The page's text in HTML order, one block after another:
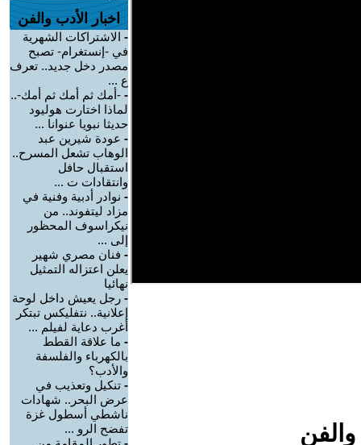
اخبار الأدب والفن
- الاشتراكات الشهرية
في -إنستغرام- تصبح
مصدر دخل جديد.. تعرف
ع ...
- -أمك ثم أمك ثم أمك-..
لماذا اختارت هوليود
حديثا نبويا عنوانا ...
- عودة شيرين عبد
الوهاب تشعل المسرح..
استقبال حافل
وانتقادات ت ...
- نوادر أدبية وفنية في
مزاد ليتفوند.. من
نيكراسوف المحظور
إلى ...
- فنان مصري شهير
يعلن اعتزاله التمثيل
نهائيا
- رجل يعيش داخل لوحة
إعلانية.. نتفليكس تبتكر
أغرب دعاية لفيلم ...
- ما علاقة القطط
بالكهرباء والفلسفة
والأدب؟
- تنكيل وتعذيب في
عرض البحر.. شهادات
ناشطي أسطول غزة
تفضح الرو ...